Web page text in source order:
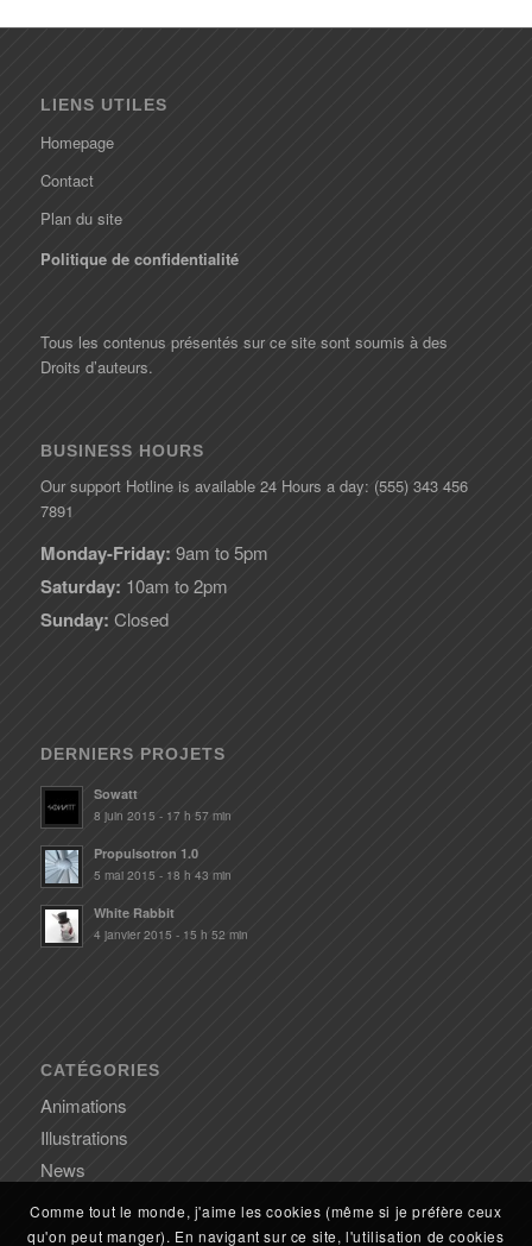
LIENS UTILES
Homepage
Contact
Plan du site
Politique de confidentialité
Tous les contenus présentés sur ce site sont soumis à des
Droits d’auteurs.
BUSINESS HOURS
Our support Hotline is available 24 Hours a day: (555) 343 456
7891
Monday-Friday: 9am to 5pm
Saturday: 10am to 2pm
Sunday: Closed
DERNIERS PROJETS
Sowatt
8 juin 2015 - 17 h 57 min
Propulsotron 1.0
5 mai 2015 - 18 h 43 min
White Rabbit
4 janvier 2015 - 15 h 52 min
CATÉGORIES
Animations
Illustrations
News
Comme tout le monde, j'aime les cookies (même si je préfère ceux
qu'on peut manger). En navigant sur ce site, l'utilisation de cookies